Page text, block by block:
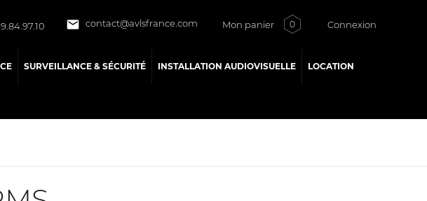
 contact@avlsfrance.com Mon panier 0 Connexion
SURVEILLANCE & SÉCURITÉ INSTALLATION AUDIOVISUELLE LOCATION